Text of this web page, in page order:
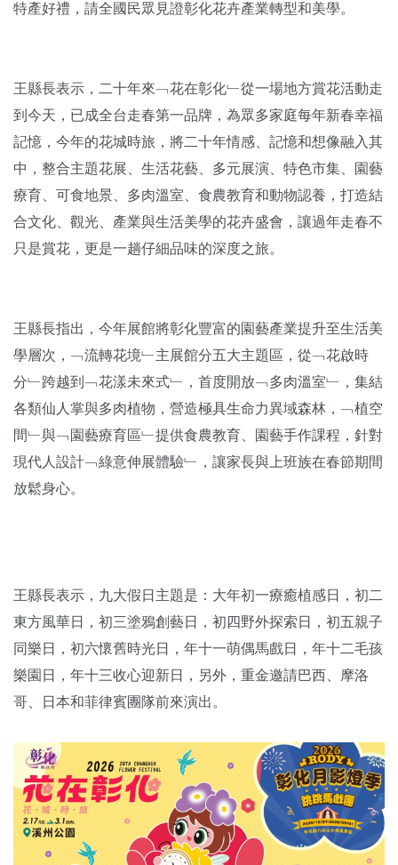
特產好禮，請全國民眾見證彰化花卉產業轉型和美學。
王縣長表示，二十年來﹁花在彰化﹂從一場地方賞花活動走
到今天，已成全台走春第一品牌，為眾多家庭每年新春幸福
記憶，今年的花城時旅，將二十年情感、記憶和想像融入其
中，整合主題花展、生活花藝、多元展演、特色市集、園藝
療育、可食地景、多肉溫室、食農教育和動物認養，打造結
合文化、觀光、產業與生活美學的花卉盛會，讓過年走春不
只是賞花，更是一趟仔細品味的深度之旅。
王縣長指出，今年展館將彰化豐富的園藝產業提升至生活美
學層次，﹁流轉花境﹂主展館分五大主題區，從﹁花啟時
分﹂跨越到﹁花漾未來式﹂，首度開放﹁多肉溫室﹂，集結
各類仙人掌與多肉植物，營造極具生命力異域森林，﹁植空
間﹂與﹁園藝療育區﹂提供食農教育、園藝手作課程，針對
現代人設計﹁綠意伸展體驗﹂，讓家長與上班族在春節期間
放鬆身心。
王縣長表示，九大假日主題是：大年初一療癒植感日，初二
東方風華日，初三塗鴉創藝日，初四野外探索日，初五親子
同樂日，初六懷舊時光日，年十一萌偶馬戲日，年十二毛孩
樂園日，年十三收心迎新日，另外，重金邀請巴西、摩洛
哥、日本和菲律賓團隊前來演出。